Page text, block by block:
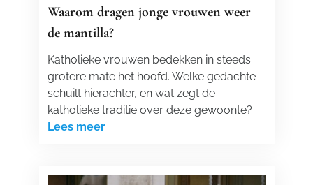
Waarom dragen jonge vrouwen weer
de mantilla?
Katholieke vrouwen bedekken in steeds
grotere mate het hoofd. Welke gedachte
schuilt hierachter, en wat zegt de
katholieke traditie over deze gewoonte?
Lees meer